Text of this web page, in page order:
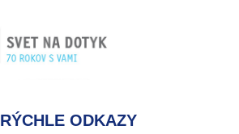
RÝCHLE ODKAZY